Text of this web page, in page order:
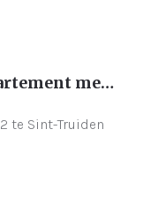
Modern gelijkvloers appartement met 2 slaapkamers en groot terras
te Sint-Truiden